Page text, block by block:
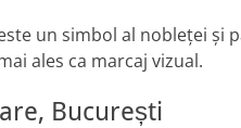
un simbol al nobleței și
ales ca marcaj vizual.
București